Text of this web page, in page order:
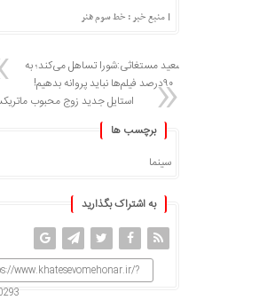
| منبع خبر : خط سوم هنر
سعید مستغاثی:شورا تساهل می‌کند؛ به
۹۰درصد فیلم‌ها نباید پروانه بدهیم!
استایل جدید زوج محبوب
برچسب ها
سینما
به اشتراک بگذارید
www.khatesevomehonar.ir/?